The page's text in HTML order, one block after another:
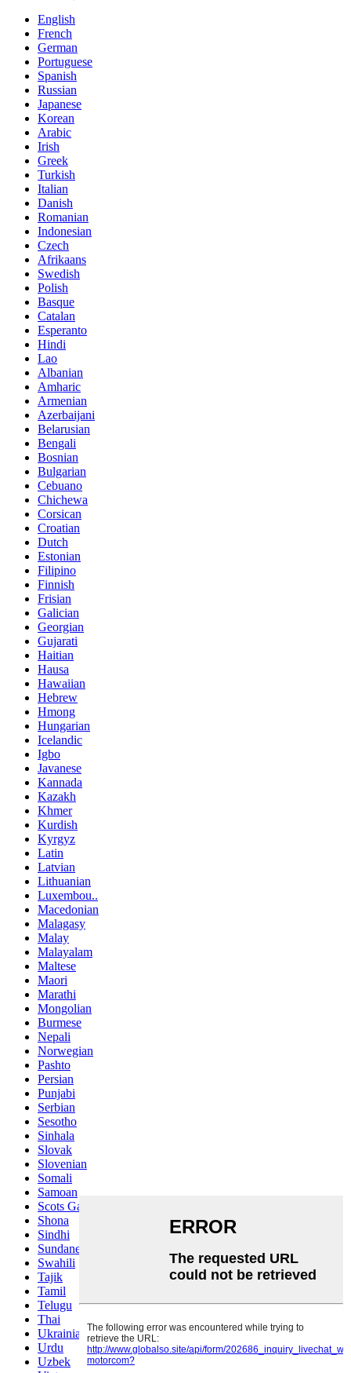
English
French
German
Portuguese
Spanish
Russian
Japanese
Korean
Arabic
Irish
Greek
Turkish
Italian
Danish
Romanian
Indonesian
Czech
Afrikaans
Swedish
Polish
Basque
Catalan
Esperanto
Hindi
Lao
Albanian
Amharic
Armenian
Azerbaijani
Belarusian
Bengali
Bosnian
Bulgarian
Cebuano
Chichewa
Corsican
Croatian
Dutch
Estonian
Filipino
Finnish
Frisian
Galician
Georgian
Gujarati
Haitian
Hausa
Hawaiian
Hebrew
Hmong
Hungarian
Icelandic
Igbo
Javanese
Kannada
Kazakh
Khmer
Kurdish
Kyrgyz
Latin
Latvian
Lithuanian
Luxembou..
Macedonian
Malagasy
Malay
Malayalam
Maltese
Maori
Marathi
Mongolian
Burmese
Nepali
Norwegian
Pashto
Persian
Punjabi
Serbian
Sesotho
Sinhala
Slovak
Slovenian
Somali
Samoan
Scots Gaelic
Shona
Sindhi
Sundanese
Swahili
Tajik
Tamil
Telugu
Thai
Ukrainian
Urdu
Uzbek